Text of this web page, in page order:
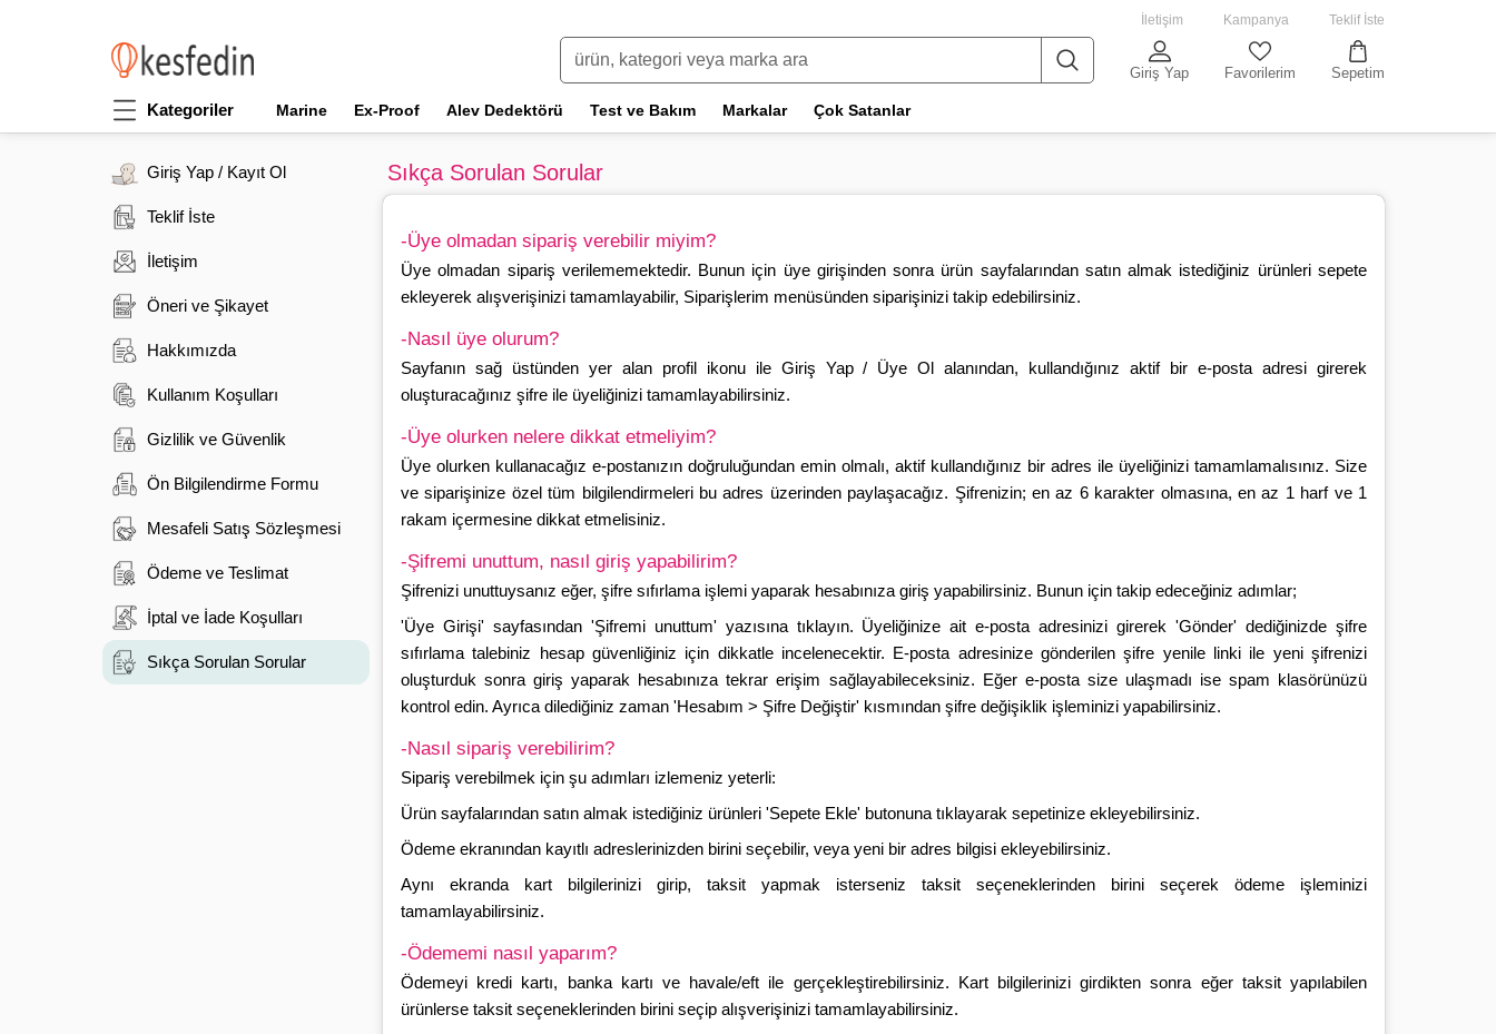
İletişim Kampanya Teklif İste
Sepetim
Favorilerim
Giriş Yap
Kategoriler Marine Ex-Proof Alev Dedektörü Test ve Bakım Markalar Çok Satanlar
Giriş Yap / Kayıt Ol
Teklif İste
İletişim
Öneri ve Şikayet
Hakkımızda
Kullanım Koşulları
Gizlilik ve Güvenlik
Ön Bilgilendirme Formu
Mesafeli Satış Sözleşmesi
Ödeme ve Teslimat
İptal ve İade Koşulları
Sıkça Sorulan Sorular
Sıkça Sorulan Sorular
-Üye olmadan sipariş verebilir miyim?
Üye olmadan sipariş verilememektedir. Bunun için üye girişinden sonra ürün sayfalarından satın almak istediğiniz ürünleri sepete
ekleyerek alışverişinizi tamamlayabilir, Siparişlerim menüsünden siparişinizi takip edebilirsiniz.
-Nasıl üye olurum?
Sayfanın sağ üstünden yer alan profil ikonu ile Giriş Yap/ Üye Ol alanından, kullandığınız aktif bir e-posta adresi girerek
oluşturacağınız şifre ile üyeliğinizi tamamlayabilirsiniz.
-Üye olurken nelere dikkat etmeliyim?
Üye olurken kullanacağız e-postanızın doğruluğundan emin olmalı, aktif kullandığınız bir adres ile üyeliğinizi tamamlamalısınız. Size
ve siparişinize özel tüm bilgilendirmeleri bu adres üzerinden paylaşacağız. Şifrenizin; en az 6 karakter olmasına, en az 1 harf ve 1
rakam içermesine dikkat etmelisiniz.
-Şifremi unuttum, nasıl giriş yapabilirim?
Şifrenizi unuttuysanız eğer, şifre sıfırlama işlemi yaparak hesabınıza giriş yapabilirsiniz. Bunun için takip edeceğiniz adımlar;
'Üye Girişi' sayfasından 'Şifremi unuttum' yazısına tıklayın. Üyeliğinize ait e-posta adresinizi girerek 'Gönder' dediğinizde şifre
sıfırlama talebiniz hesap güvenliğiniz için dikkatle incelenecektir. E-posta adresinize gönderilen şifre yenile linki ile yeni şifrenizi
oluşturduk sonra giriş yaparak hesabınıza tekrar erişim sağlayabileceksiniz. Eğer e-posta size ulaşmadı ise spam klasörünüzü
kontrol edin. Ayrıca dilediğiniz zaman 'Hesabım > Şifre Değiştir' kısmından şifre değişiklik işleminizi yapabilirsiniz.
-Nasıl sipariş verebilirim?
Sipariş verebilmek için şu adımları izlemeniz yeterli:
Ürün sayfalarından satın almak istediğiniz ürünleri 'Sepete Ekle' butonuna tıklayarak sepetinize ekleyebilirsiniz.
Ödeme ekranından kayıtlı adreslerinizden birini seçebilir, veya yeni bir adres bilgisi ekleyebilirsiniz.
Aynı ekranda kart bilgilerinizi girip, taksit yapmak isterseniz taksit seçeneklerinden birini seçerek ödeme işleminizi
tamamlayabilirsiniz.
-Ödememi nasıl yaparım?
Ödemeyi kredi kartı, banka kartı ve havale/eft ile gerçekleştirebilirsiniz. Kart bilgilerinizi girdikten sonra eğer taksit yapılabilen
ürünlerse taksit seçeneklerinden birini seçip alışverişinizi tamamlayabilirsiniz.